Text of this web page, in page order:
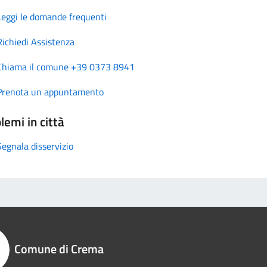
le domande frequenti
Assistenza
il comune +39 0373 8941
un appuntamento
in città
disservizio
Comune di Crema